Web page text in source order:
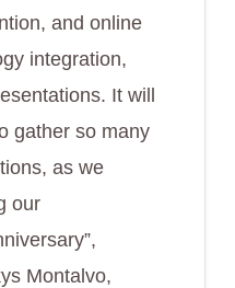
and online
integration,
It will
gather so many
as we
our
Montalvo,